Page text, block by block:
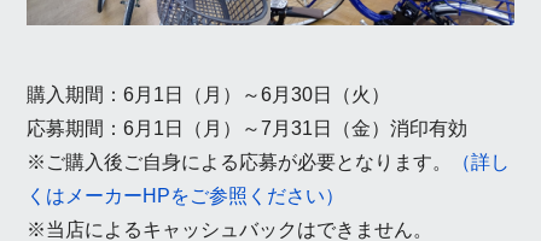
購入期間：6月1日（月）～6月30日（火）
応募期間：6月1日（月）～7月31日（金）消印有効
※ご購入後ご自身による応募が必要となります。
（詳し
くはメーカーHPをご参照ください）
※当店によるキャッシュバックはできません。